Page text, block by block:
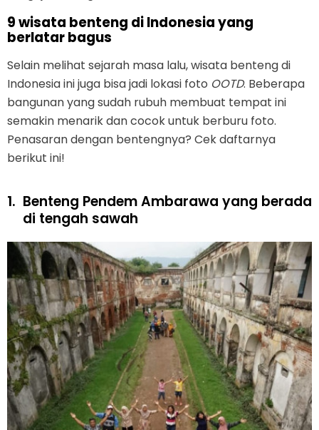
9 wisata benteng di Indonesia yang
berlatar bagus
Selain melihat sejarah masa lalu, wisata benteng di
Indonesia ini juga bisa jadi lokasi foto OOTD. Beberapa
bangunan yang sudah rubuh membuat tempat ini
semakin menarik dan cocok untuk berburu foto.
Penasaran dengan bentengnya? Cek daftarnya
berikut ini!
1. Benteng Pendem Ambarawa yang berada
di tengah sawah